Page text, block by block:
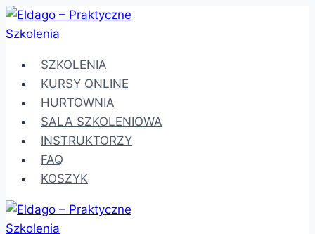
Przejdź
do
SZKOLENIA
KURSY ONLINE
HURTOWNIA
SALA SZKOLENIOWA
INSTRUKTORZY
FAQ
KOSZYK